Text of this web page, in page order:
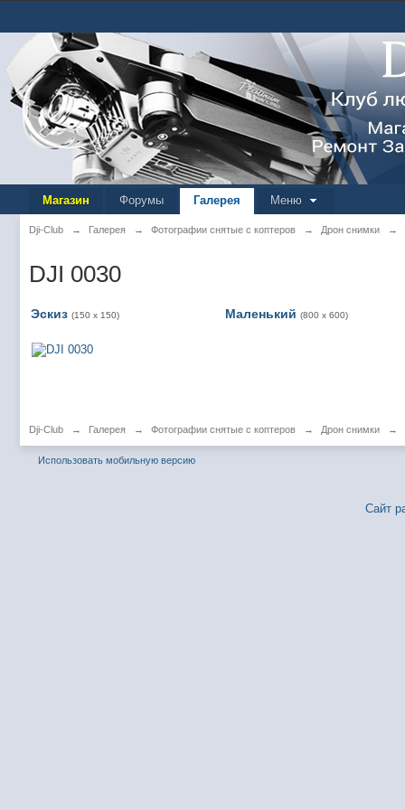
Магазин Форумы Галерея Меню
Dji-Club → Галерея → Фотографии снятые с коптеров → Дрон снимки →
DJI 0030
Эскиз (150 x 150) Маленький (800 x 600)
Dji-Club → Галерея → Фотографии снятые с коптеров → Дрон снимки →
Использовать мобильную версию
Сайт